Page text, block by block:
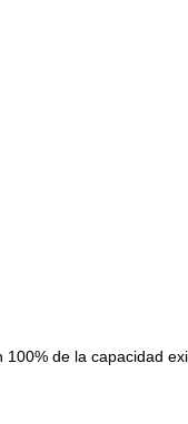
de la capacidad